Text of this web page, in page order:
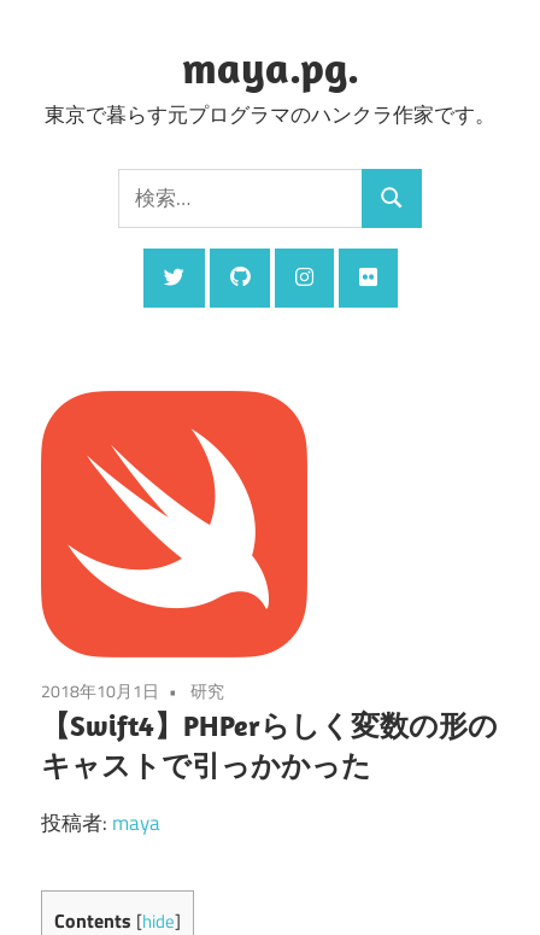
ン
maya.pg.
東京で暮らす元プログラマのハンクラ作家です。
索:
検
索
2018年10月1日 研究
【Swift4】PHPerらしく変数の形の
キャストで引っかかった
投稿者: maya
Contents [hide]